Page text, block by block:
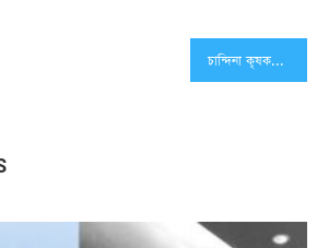
চান্দিনা কৃষকলীগের সভাপতি শাহ্ সেলিম, সা. সম্পাদক আমিন